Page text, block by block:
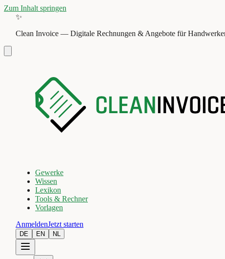
Zum Inhalt springen
✨
Clean Invoice — Digitale Rechnungen & Angebote für
Gewerke
Wissen
Lexikon
Tools & Rechner
Vorlagen
AnmeldenJetzt starten
DE EN NL